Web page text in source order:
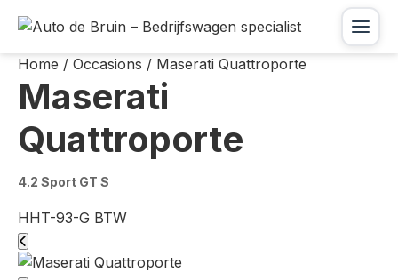
content
Menu
Home / Occasions / Maserati Quattroporte
Maserati
Quattroporte
4.2 Sport GT S
HHT-93-G BTW